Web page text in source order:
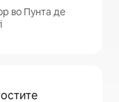
во Пунта де